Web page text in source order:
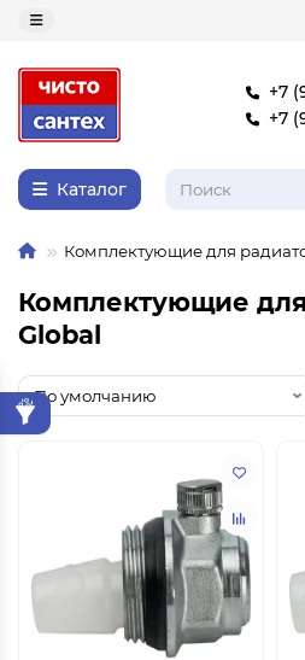
+7
+7
Каталог
Комплектующие для
Комплектующие
Global